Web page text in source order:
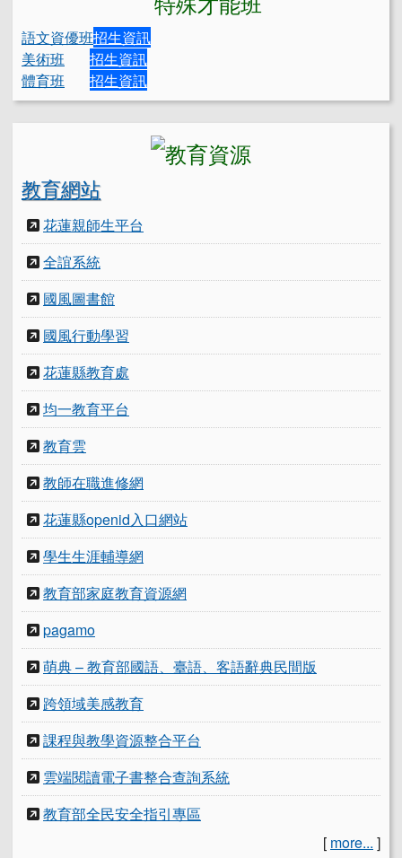
語文資優班招生資訊
美術班
招生資訊
體育班
招生資訊
教育網站
花蓮親師生平台
全誼系統
國風圖書館
國風行動學習
花蓮縣教育處
均一教育平台
教育雲
教師在職進修網
花蓮縣openid入口網站
學生生涯輔導網
教育部家庭教育資源網
pagamo
萌典 – 教育部國語、臺語、客語辭典民間版
跨領域美感教育
課程與教學資源整合平台
雲端閱讀電子書整合查詢系統
教育部全民安全指引專區
[ more... ]